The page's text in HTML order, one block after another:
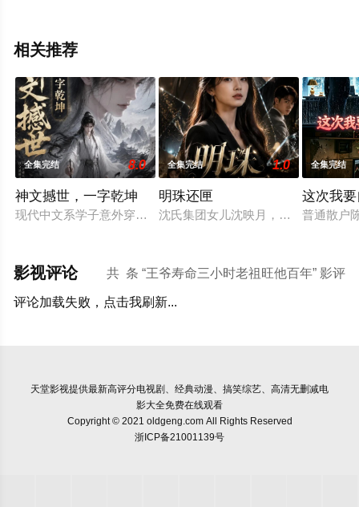
相关推荐
全集完结 8.0
神文撼世，一字乾坤
现代中文系学子意外穿越至以文字为修行根基的修仙世界，这
全集完结 1.0
明珠还匣
沈氏集团女儿沈映月，为支持男友创
全集完结
这次我
普通散户
共 条 “王爷寿命三小时老祖旺他百年” 影评
影视评论
评论加载失败，点击我刷新...
天堂影视提供最新高评分电视剧、经典动漫、搞笑综艺、高清无删减电
影大全免费在线观看
Copyright © 2021 oldgeng.com All Rights Reserved
浙ICP备21001139号